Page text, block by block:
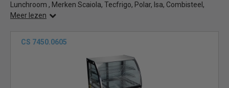
Lunchroom , Merken Scaiola, Tecfrigo, Polar, Isa, Combisteel,
bestel online bij Horecakoeling.be
Meer lezen
CS 7450.0605